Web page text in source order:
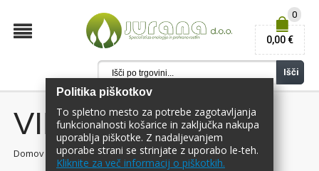
Politika piškotkov
To spletno mesto za potrebe zagotavljanja
funkcionalnosti košarice in zaključka nakupa
uporablja piškotke. Z nadaljevanjem
uporabe strani se strinjate z uporabo le-teh.
Kliknite za več informacij o piškotkih.
Išči
0
0,00 €
VINOTHERM
Domov VINOTHERM